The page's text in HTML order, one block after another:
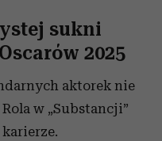
sukni
2025
aktorek nie
w „Substancji”